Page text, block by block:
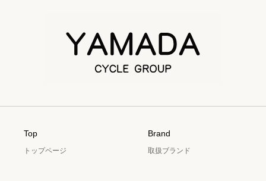
Top
トップページ
Brand
取扱ブランド